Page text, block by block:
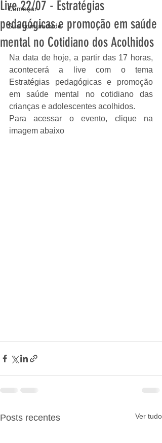
Começar
Sua comunidade
Live 22/07 - Estratégias
pedagógicas e promoção em saúde
mental no Cotidiano dos Acolhidos
Na data de hoje, a partir das 17 horas,
acontecerá a live com o tema
Estratégias pedagógicas e promoção
em saúde mental no cotidiano das
crianças e adolescentes acolhidos.
Para acessar o evento, clique na
imagem abaixo
Posts recentes Ver tudo